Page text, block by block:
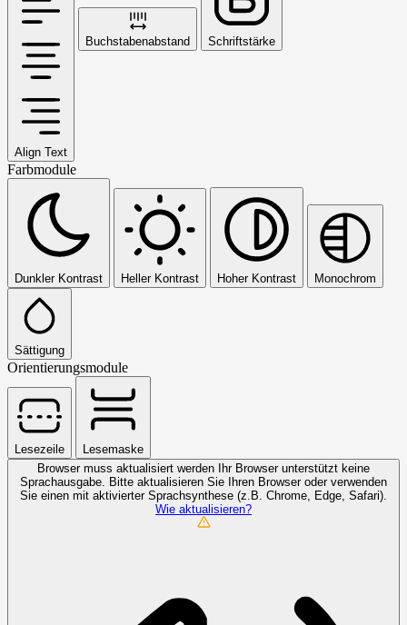
Align Text
Buchstabenabstand Schriftstärke
Farbmodule
Dunkler Kontrast Heller Kontrast Hoher Kontrast Monochrom
Sättigung
Orientierungsmodule
Lesezeile
Lesemaske
Browser muss aktualisiert werden
Ihr Browser unterstützt keine
Sprachausgabe. Bitte aktualisieren Sie Ihren Browser oder verwenden
Sie einen mit aktivierter Sprachsynthese (z.B. Chrome, Edge, Safari).
Wie aktualisieren?